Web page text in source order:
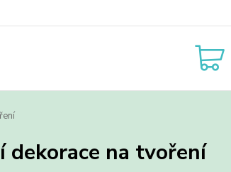
dekorace na tvoření